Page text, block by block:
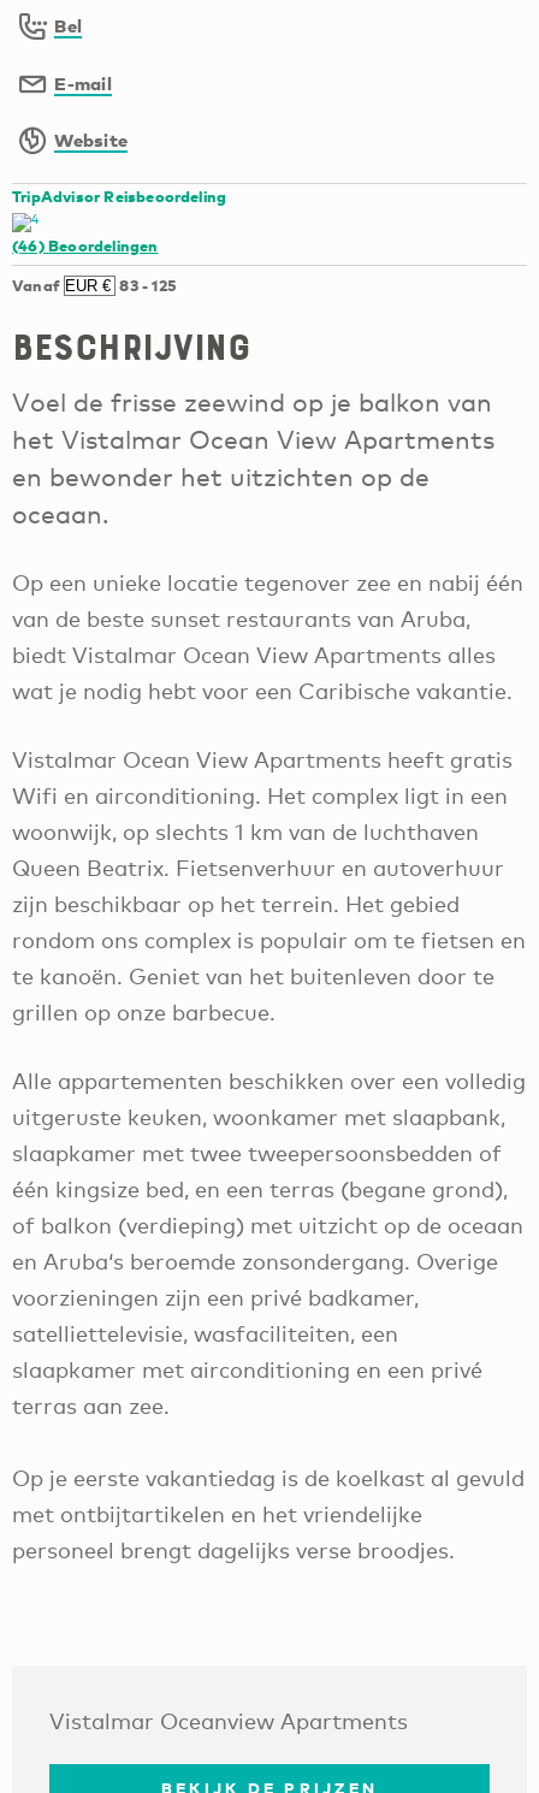
Bel
E-mail
Website
TripAdvisor Reisbeoordeling
(46)Beoordelingen
Vanaf 83-125
Beschrijving
Voel de frisse zeewind op je balkon van
het Vistalmar Ocean View Apartments
en bewonder het uitzichten op de
oceaan.
Op een unieke locatie tegenover zee en nabij één
van de beste sunset restaurants van Aruba,
biedt Vistalmar Ocean View Apartments alles
wat je nodig hebt voor een Caribische vakantie.
Vistalmar Ocean View Apartments heeft gratis
Wifi en airconditioning. Het complex ligt in een
woonwijk, op slechts 1 km van de luchthaven
Queen Beatrix. Fietsenverhuur en autoverhuur
zijn beschikbaar op het terrein. Het gebied
rondom ons complex is populair om te fietsen en
te kanoën. Geniet van het buitenleven door te
grillen op onze barbecue.
Alle appartementen beschikken over een volledig
uitgeruste keuken, woonkamer met slaapbank,
slaapkamer met twee tweepersoonsbedden of
één kingsize bed, en een terras (begane grond),
of balkon (verdieping) met uitzicht op de oceaan
en Aruba‘s beroemde zonsondergang. Overige
voorzieningen zijn een privé badkamer,
satelliettelevisie, wasfaciliteiten, een
slaapkamer met airconditioning en een privé
terras aan zee.
Op je eerste vakantiedag is de koelkast al gevuld
met ontbijtartikelen en het vriendelijke
personeel brengt dagelijks verse broodjes.
Vistalmar Oceanview Apartments
BEKIJK DE PRIJZEN